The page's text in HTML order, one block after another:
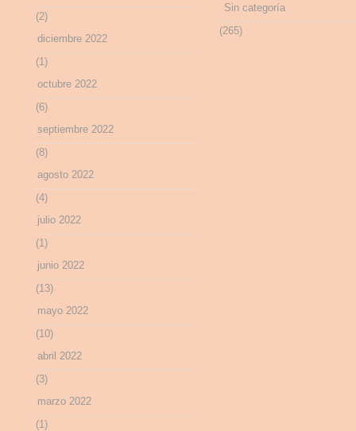
(2)
diciembre 2022
(1)
octubre 2022
(6)
septiembre 2022
(8)
agosto 2022
(4)
julio 2022
(1)
junio 2022
(13)
mayo 2022
(10)
abril 2022
(3)
marzo 2022
(1)
Sin categoría
(265)